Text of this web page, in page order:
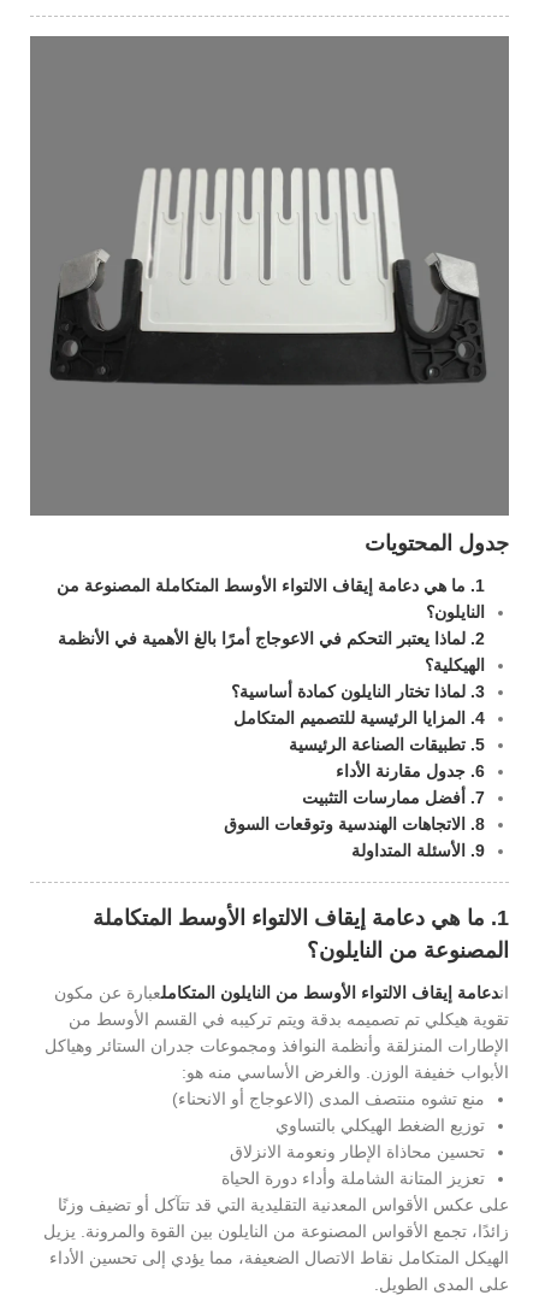
جدول المحتويات
1. ما هي دعامة إيقاف الالتواء الأوسط المتكاملة المصنوعة من
النايلون؟
2. لماذا يعتبر التحكم في الاعوجاج أمرًا بالغ الأهمية في الأنظمة
الهيكلية؟
3. لماذا تختار النايلون كمادة أساسية؟
4. المزايا الرئيسية للتصميم المتكامل
5. تطبيقات الصناعة الرئيسية
6. جدول مقارنة الأداء
7. أفضل ممارسات التثبيت
8. الاتجاهات الهندسية وتوقعات السوق
9. الأسئلة المتداولة
1. ما هي دعامة إيقاف الالتواء الأوسط المتكاملة
المصنوعة من النايلون؟
اندعامة إيقاف الالتواء الأوسط من النايلون المتكاملعبارة عن مكون
تقوية هيكلي تم تصميمه بدقة ويتم تركيبه في القسم الأوسط من
الإطارات المنزلقة وأنظمة النوافذ ومجموعات جدران الستائر وهياكل
الأبواب خفيفة الوزن. والغرض الأساسي منه هو:
منع تشوه منتصف المدى (الاعوجاج أو الانحناء)
توزيع الضغط الهيكلي بالتساوي
تحسين محاذاة الإطار ونعومة الانزلاق
تعزيز المتانة الشاملة وأداء دورة الحياة
على عكس الأقواس المعدنية التقليدية التي قد تتآكل أو تضيف وزنًا
زائدًا، تجمع الأقواس المصنوعة من النايلون بين القوة والمرونة. يزيل
الهيكل المتكامل نقاط الاتصال الضعيفة، مما يؤدي إلى تحسين الأداء
على المدى الطويل.